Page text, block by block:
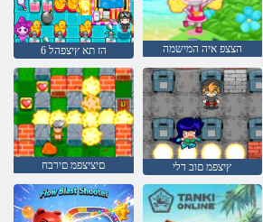
6 הז תא ץיצפהל הצצפ איה המישמה
םיציצפמ םירבח ץיצפמ םוב דלי